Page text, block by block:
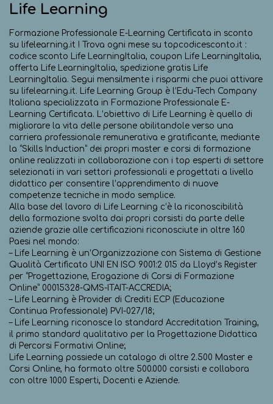
Life Learning
Formazione Professionale E-Learning Certificata in sconto
su lifelearning.it ! Trova ogni mese su topcodicesconto.it :
codice sconto Life LearningItalia, coupon Life LearningItalia,
offerta Life LearningItalia, spedizione gratis Life
LearningItalia. Segui mensilmente i risparmi che puoi attivare
su lifelearning.it. Life Learning Group è l’Edu-Tech Company
Italiana specializzata in Formazione Professionale E-
Learning Certificata. L’obiettivo di Life Learning è quello di
migliorare la vita delle persone abilitandole verso una
carriera professionale remunerativa e gratificante, mediante
la “Skills Induction” dei propri master e corsi di formazione
online realizzati in collaborazione con i top esperti di settore
selezionati in vari settori professionali e progettati a livello
didattico per consentire l’apprendimento di nuove
competenze tecniche in modo semplice.
Alla base del lavoro di Life Learning c’è la riconoscibilità
della formazione svolta dai propri corsisti da parte delle
aziende grazie alle certificazioni riconosciute in oltre 160
Paesi nel mondo:
– Life Learning è un’Organizzazione con Sistema di Gestione
Qualità Certificato UNI EN ISO 9001:2 015 da Lloyd’s Register
per “Progettazione, Erogazione di Corsi di Formazione
Online” 00015328-QMS-ITAIT-ACCREDIA;
– Life Learning è Provider di Crediti ECP (Educazione
Continua Professionale) PVI-027/18;
– Life Learning riconosce lo standard Accreditation Training,
il primo standard qualitativo per la Progettazione Didattica
di Percorsi Formativi Online;
Life Learning possiede un catalogo di oltre 2.500 Master e
Corsi Online, ha formato oltre 500.000 corsisti e collabora
con oltre 1000 Esperti, Docenti e Aziende.